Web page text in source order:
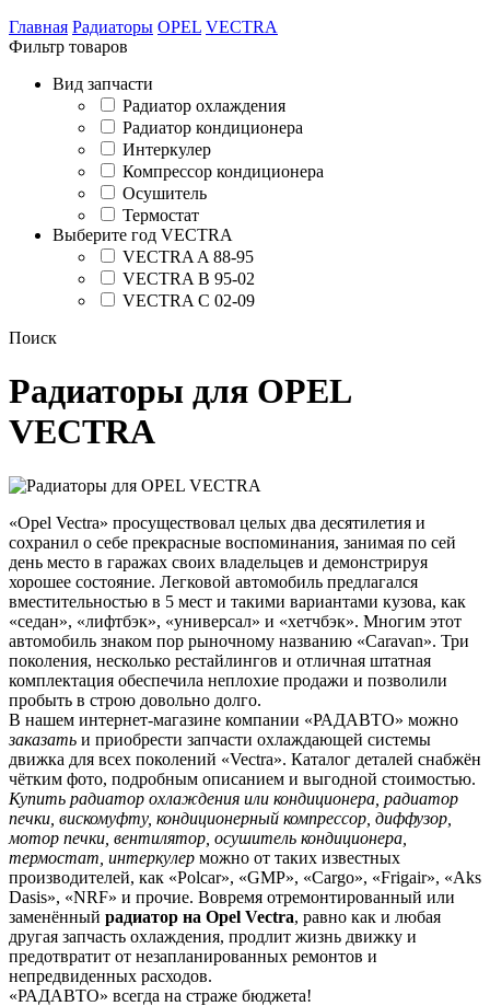
Главная Радиаторы OPEL VECTRA
Фильтр товаров
Вид запчасти
Радиатор охлаждения
Радиатор кондиционера
Интеркулер
Компрессор кондиционера
Осушитель
Термостат
Выберите год VECTRA
VECTRA A 88-95
VECTRA B 95-02
VECTRA C 02-09
Поиск
Радиаторы для OPEL
VECTRA
«Opel Vectra» просуществовал целых два десятилетия и
сохранил о себе прекрасные воспоминания, занимая по сей
день место в гаражах своих владельцев и демонстрируя
хорошее состояние. Легковой автомобиль предлагался
вместительностью в 5 мест и такими вариантами кузова, как
«седан», «лифтбэк», «универсал» и «хетчбэк». Многим этот
автомобиль знаком пор рыночному названию «Caravan». Три
поколения, несколько рестайлингов и отличная штатная
комплектация обеспечила неплохие продажи и позволили
пробыть в строю довольно долго.
В нашем интернет-магазине компании «РАДАВТО» можно
заказать и приобрести запчасти охлаждающей системы
движка для всех поколений «Vectra». Каталог деталей снабжён
чётким фото, подробным описанием и выгодной стоимостью.
Купить радиатор охлаждения или кондиционера, радиатор
печки, вискомуфту, кондиционерный компрессор, диффузор,
мотор печки, вентилятор, осушитель кондиционера,
термостат, интеркулер можно от таких известных
производителей, как «Polcar», «GMP», «Cargo», «Frigair», «Aks
Dasis», «NRF» и прочие. Вовремя отремонтированный или
заменённый радиатор на Opel Vectra, равно как и любая
другая запчасть охлаждения, продлит жизнь движку и
предотвратит от незапланированных ремонтов и
непредвиденных расходов.
«РАДАВТО» всегда на страже бюджета!